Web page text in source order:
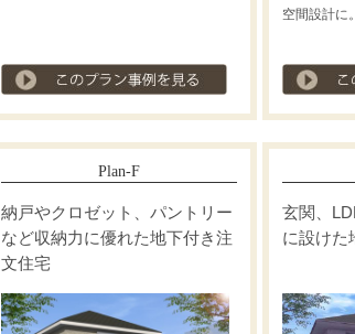
プラン事例を見る
空間設計に。
Plan-F
納戸やクロゼット、パントリー
など収納力に優れた地下付き注
文住宅
玄関、
に設けた